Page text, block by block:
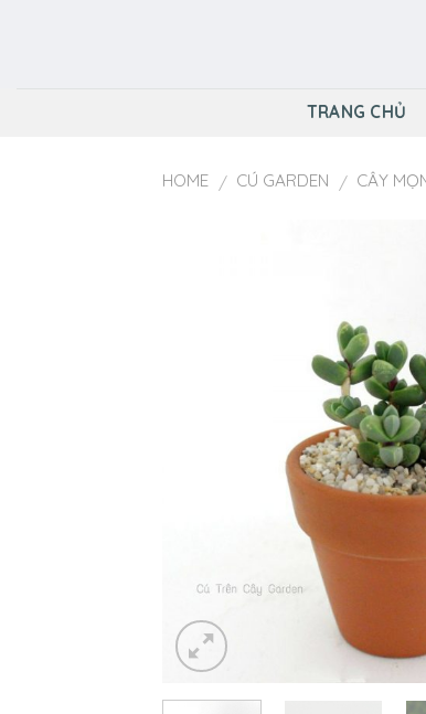
TRANG CHỦ
HOME / CÚ GARDEN / CÂY